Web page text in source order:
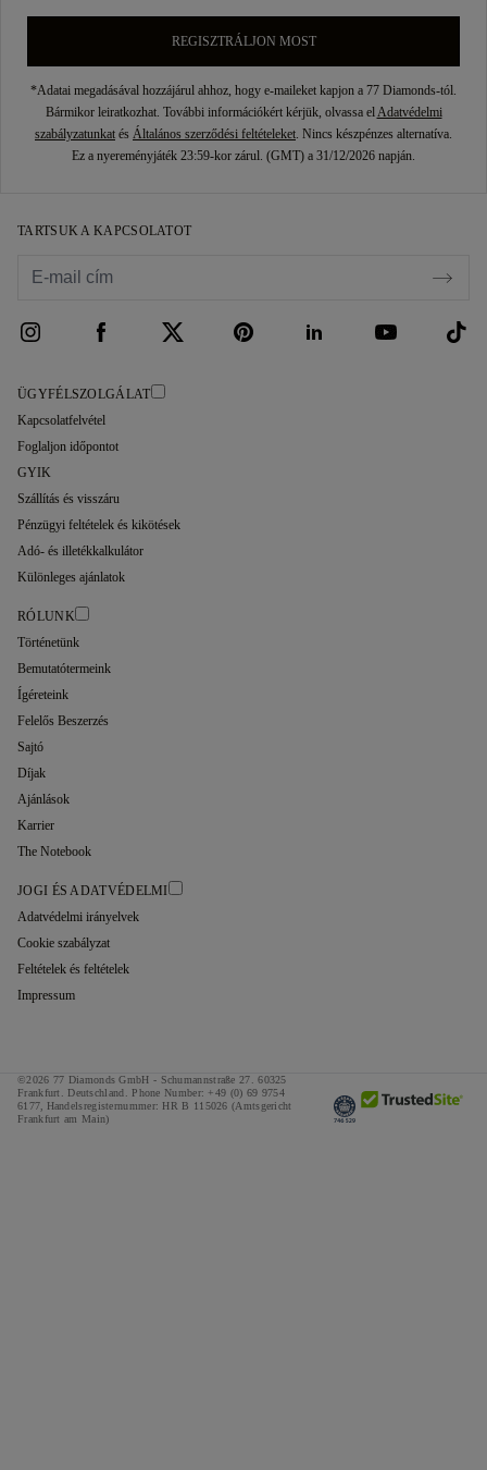
REGISZTRÁLJON MOST
*Adatai megadásával hozzájárul ahhoz, hogy e-maileket kapjon a 77 Diamonds-tól.
Bármikor leiratkozhat. További információkért kérjük, olvassa elAdatvédelmi
szabályzatunkat és Általános szerződési feltételeket. Nincs készpénzes alternatíva.
Ez a nyereményjáték 23:59-kor zárul. (GMT) a 31/12/2026 napján.
TARTSUK A KAPCSOLATOT
ÜGYFÉLSZOLGÁLAT
Kapcsolatfelvétel
Foglaljon időpontot
GYIK
Szállítás és visszáru
Pénzügyi feltételek és kikötések
Adó- és illetékkalkulátor
Különleges ajánlatok
RÓLUNK
Történetünk
Bemutatótermeink
Ígéreteink
Felelős Beszerzés
Sajtó
Díjak
Ajánlások
Karrier
The Notebook
JOGI ÉS ADATVÉDELMI
Adatvédelmi irányelvek
Cookie szabályzat
Feltételek és feltételek
Impressum
©2026 77 Diamonds GmbH - Schumannstraße 27. 60325
Frankfurt. Deutschland. Phone Number: +49 (0) 69 9754
6177,
Handelsregisternummer: HR B 115026 (Amtsgericht
Frankfurt am Main)